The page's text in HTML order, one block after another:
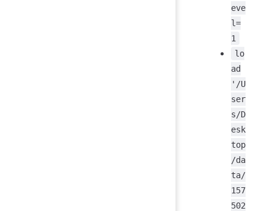
eve
l=
1
lo
ad
'/U
ser
s/D
esk
top
/da
ta/
157
502